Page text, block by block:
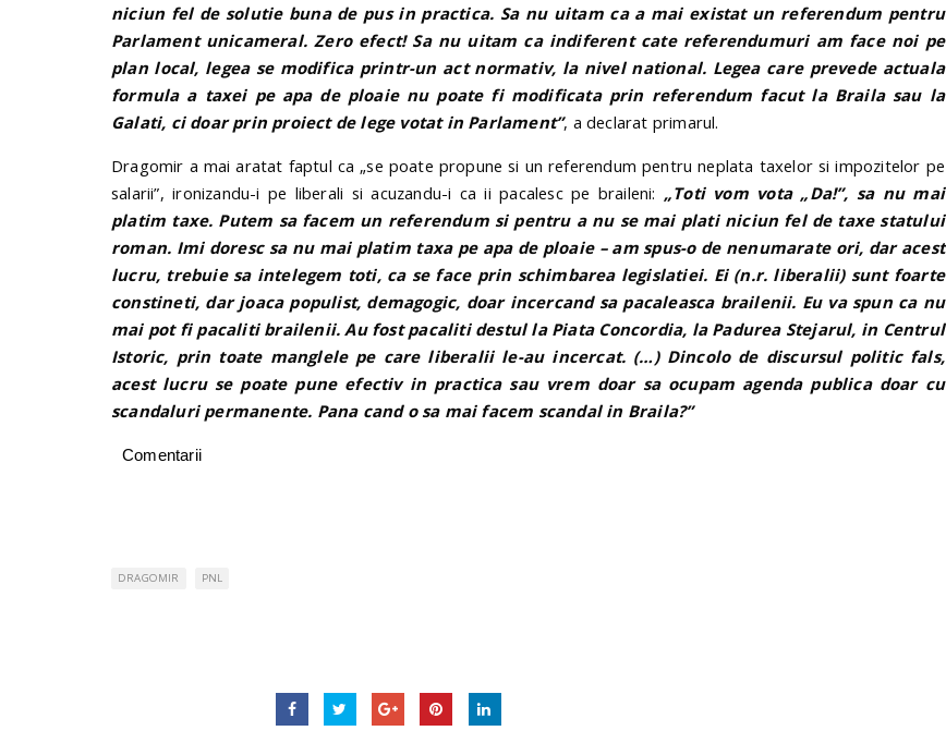
niciun fel de solutie buna de pus in practica. Sa nu uitam ca a mai existat un referendum pentru
Parlament unicameral. Zero efect! Sa nu uitam ca indiferent cate referendumuri am face noi pe
plan local, legea se modifica printr-un act normativ, la nivel national. Legea care prevede actuala
formula a taxei pe apa de ploaie nu poate fi modificata prin referendum facut la Braila sau la
Galati, ci doar prin proiect de lege votat in Parlament”, a declarat primarul.
Dragomir a mai aratat faptul ca „se poate propune si un referendum pentru neplata taxelor si impozitelor pe
salarii”, ironizandu-i pe liberali si acuzandu-i ca ii pacalesc pe braileni: „Toti vom vota „Da!”, sa nu mai
platim taxe. Putem sa facem un referendum si pentru a nu se mai plati niciun fel de taxe statului
roman. Imi doresc sa nu mai platim taxa pe apa de ploaie – am spus-o de nenumarate ori, dar acest
lucru, trebuie sa intelegem toti, ca se face prin schimbarea legislatiei. Ei (n.r. liberalii) sunt foarte
constineti, dar joaca populist, demagogic, doar incercand sa pacaleasca brailenii. Eu va spun ca nu
mai pot fi pacaliti brailenii. Au fost pacaliti destul la Piata Concordia, la Padurea Stejarul, in Centrul
Istoric, prin toate manglele pe care liberalii le-au incercat. (…) Dincolo de discursul politic fals,
acest lucru se poate pune efectiv in practica sau vrem doar sa ocupam agenda publica doar cu
scandaluri permanente. Pana cand o sa mai facem scandal in Braila?”
Comentarii
DRAGOMIR PNL